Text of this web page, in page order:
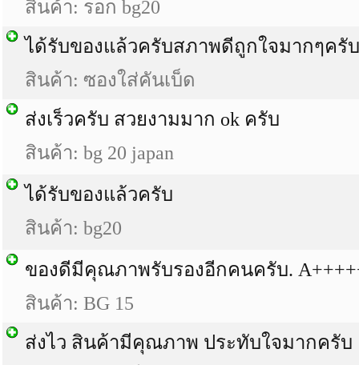
สินค้า: รอก bg20
ได้รับของแล้วครับสภาพดีถูกใจมากๆครับ
สินค้า: ซองใส่คันเบ็ด
ส่งเร็วครับ สวยงามมาก ok ครับ
สินค้า: bg 20 japan
ได้รับของแล้วครับ
สินค้า: bg20
ของดีมีคุณภาพรับรองอีกคนครับ.
สินค้า: BG 15
ส่งไว สินค้ามีคุณภาพ ประทับใจมากครับ